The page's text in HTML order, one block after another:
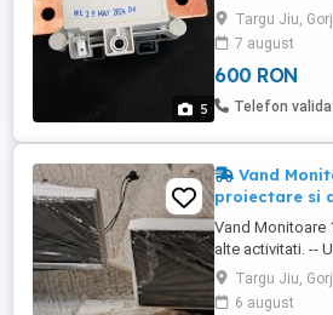
5
continuu de
DC contactor)
din Schaltbau),
continuu până la
folosit de obicei
Targu Jiu, Gorj
7 august
600 RON
Telefon
Vand
proiectare si
Vand Monitoare
alte activitati. --
FUJITSU -
model de 24
Targu Jiu, Gorj
6 august